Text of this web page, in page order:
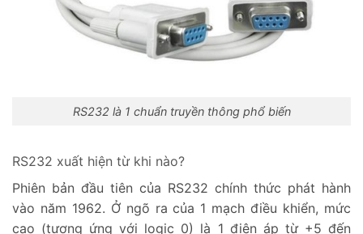
RS232 là 1 chuẩn truyền thông phổ biến
RS232 xuất hiện từ khi nào?
Phiên bản đầu tiên của RS232 chính thức phát hành
vào năm 1962. Ở ngõ ra của 1 mạch điều khiển, mức
cao (tương ứng với logic 0) là 1 điện áp từ +5 đến